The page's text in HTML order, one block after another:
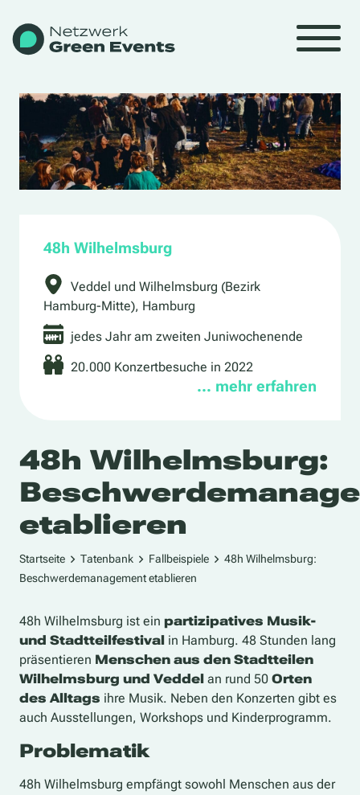
48h Wilhelmsburg
Veddel und Wilhelmsburg (Bezirk
Hamburg-Mitte), Hamburg
jedes Jahr am zweiten Juniwochenende
20.000 Konzertbesuche in 2022
… mehr erfahren
48h Wilhelmsburg:
etablieren
Startseite Tatenbank Fallbeispiele
48h Wilhelmsburg:
Beschwerdemanagement etablieren
48h Wilhelmsburg ist ein partizipatives Musik-
und Stadtteilfestival in Hamburg. 48 Stunden lang
präsentieren Menschen aus den Stadtteilen
Wilhelmsburg und Veddel an rund 50 Orten
des Alltags ihre Musik. Neben den Konzerten gibt es
auch Ausstellungen, Workshops und Kinderprogramm.
Problematik
48h Wilhelmsburg empfängt sowohl Menschen aus der